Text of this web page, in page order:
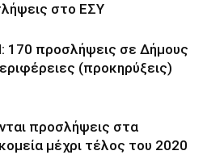
στο ΕΣΥ
170 προσλήψεις σε Δήμους
(προκηρύξεις)
προσλήψεις στα
μέχρι τέλος του 2020